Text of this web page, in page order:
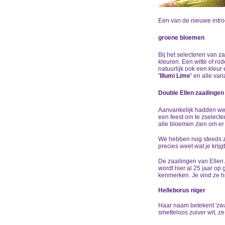
Een van de nieuwe
groene bloemen
Bij het selecteren van
kleuren. Een witte of
natuurlijk ook een kleur
'Illumi Lime' en alle
Double Ellen zaailingen
Aanvankelijk hadden
een feest om te
alle bloemen zien om
We hebben nog steeds
precies weet wat je
De zaailingen van
wordt hier al 25 jaar op
kenmerken. Je vind ze
Helleborus niger
Haar naam betekent
smetteloos zuiver wit,